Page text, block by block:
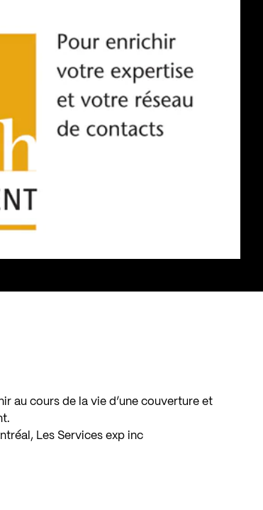
au cours de la vie d’une couverture et
Les Services exp inc